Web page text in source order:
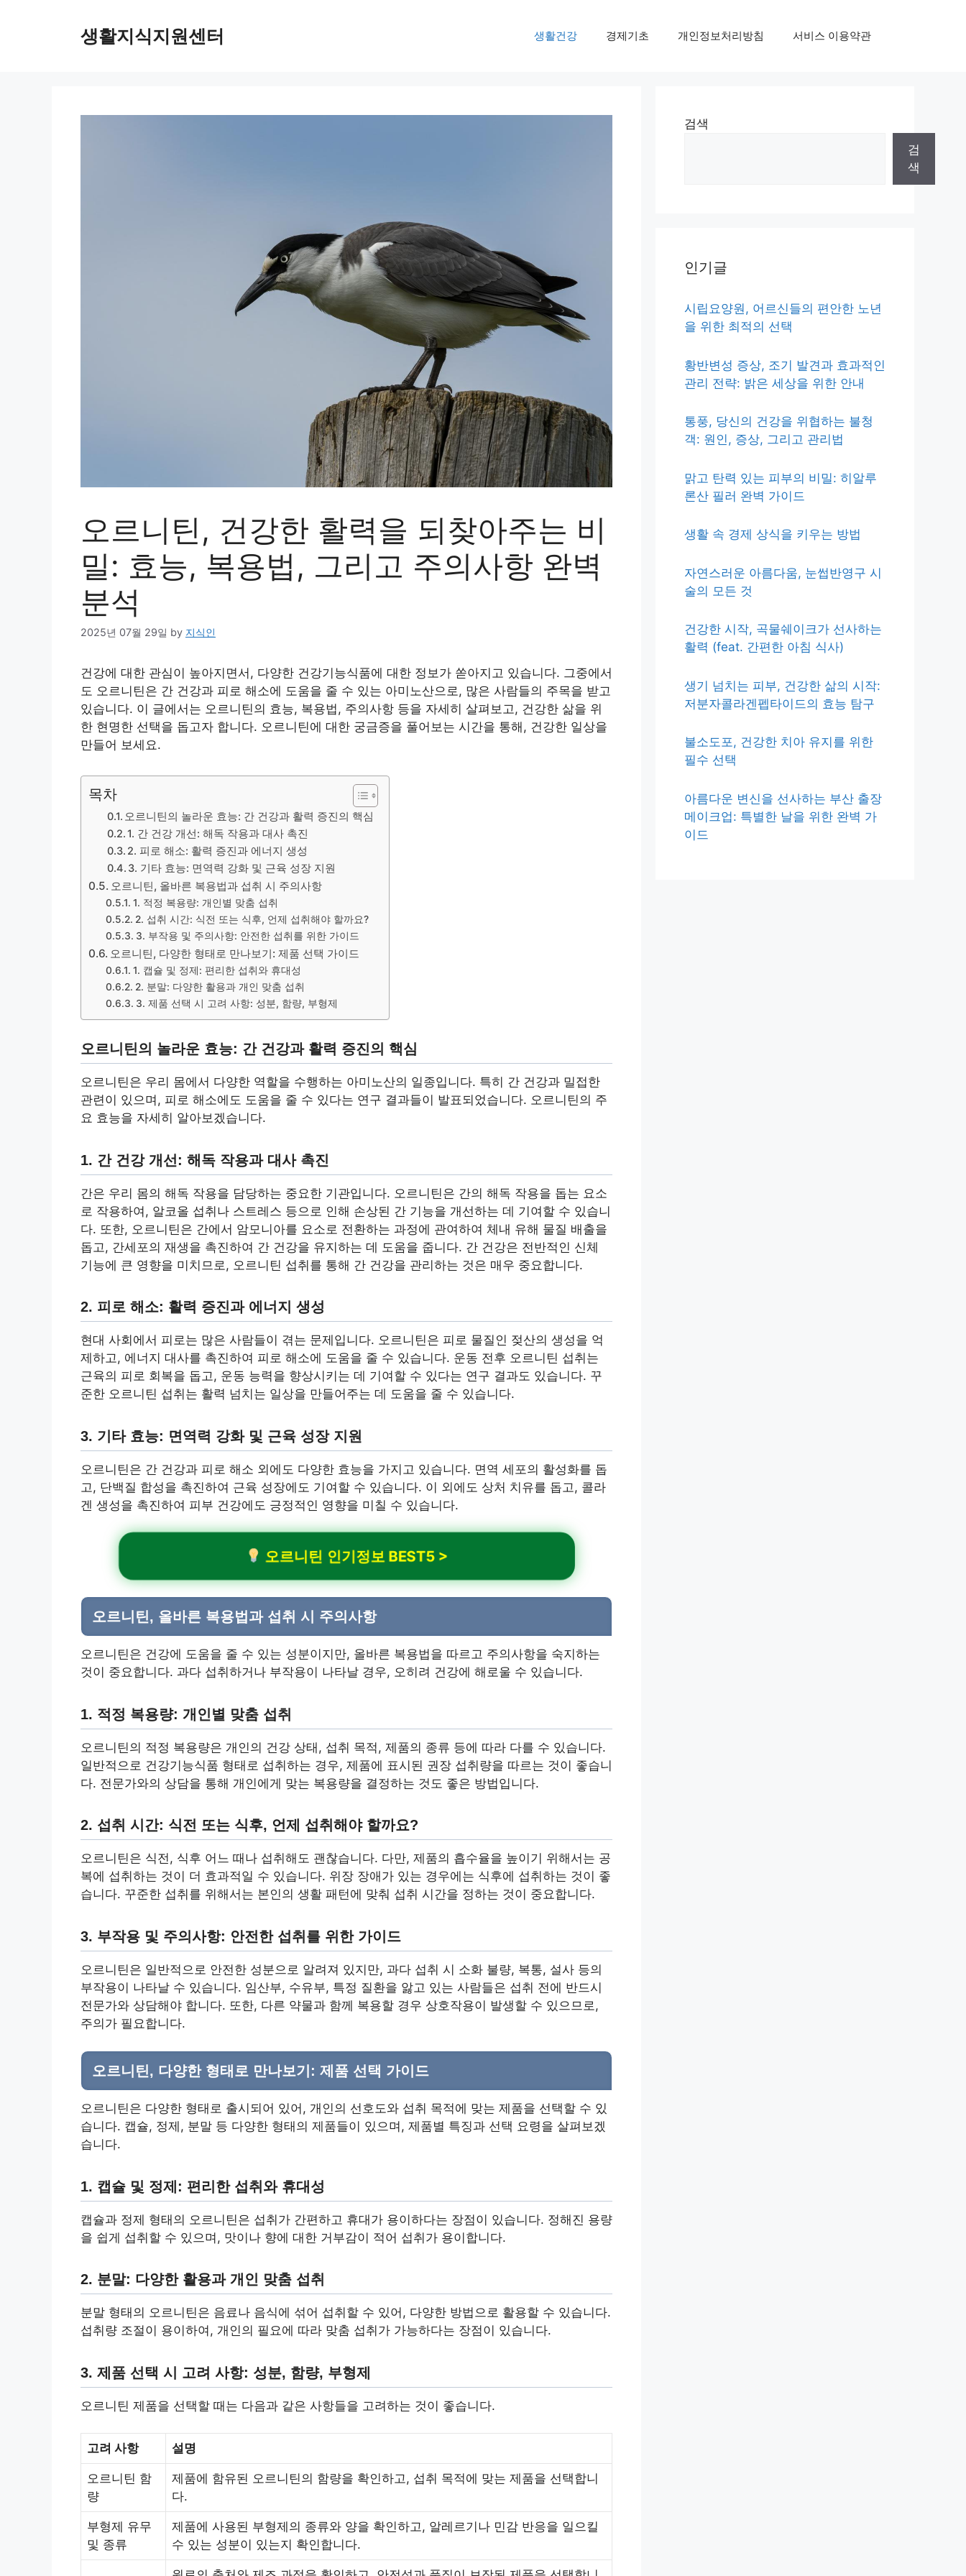
생활지식지원센터 생활건강 경제기초 개인정보처리방침 서비스 이용약관
오르니틴, 건강한 활력을 되찾아주는 비
밀: 효능, 복용법, 그리고 주의사항 완벽
분석
2025년 07월 29일 by 지식인
건강에 대한 관심이 높아지면서, 다양한 건강기능식품에 대한 정보가 쏟아지고 있습니다. 그중에서
도 오르니틴은 간 건강과 피로 해소에 도움을 줄 수 있는 아미노산으로, 많은 사람들의 주목을 받고
있습니다. 이 글에서는 오르니틴의 효능, 복용법, 주의사항 등을 자세히 살펴보고, 건강한 삶을 위
한 현명한 선택을 돕고자 합니다. 오르니틴에 대한 궁금증을 풀어보는 시간을 통해, 건강한 일상을
만들어 보세요.
목차
오르니틴의 놀라운 효능: 간 건강과 활력 증진의 핵심
1. 간 건강 개선: 해독 작용과 대사 촉진
2. 피로 해소: 활력 증진과 에너지 생성
3. 기타 효능: 면역력 강화 및 근육 성장 지원
오르니틴, 올바른 복용법과 섭취 시 주의사항
1. 적정 복용량: 개인별 맞춤 섭취
2. 섭취 시간: 식전 또는 식후, 언제 섭취해야 할까요?
3. 부작용 및 주의사항: 안전한 섭취를 위한 가이드
오르니틴, 다양한 형태로 만나보기: 제품 선택 가이드
1. 캡슐 및 정제: 편리한 섭취와 휴대성
2. 분말: 다양한 활용과 개인 맞춤 섭취
3. 제품 선택 시 고려 사항: 성분, 함량, 부형제
오르니틴의 놀라운 효능: 간 건강과 활력 증진의 핵심
오르니틴은 우리 몸에서 다양한 역할을 수행하는 아미노산의 일종입니다. 특히 간 건강과 밀접한
관련이 있으며, 피로 해소에도 도움을 줄 수 있다는 연구 결과들이 발표되었습니다. 오르니틴의 주
요 효능을 자세히 알아보겠습니다.
1. 간 건강 개선: 해독 작용과 대사 촉진
간은 우리 몸의 해독 작용을 담당하는 중요한 기관입니다. 오르니틴은 간의 해독 작용을 돕는 요소
로 작용하여, 알코올 섭취나 스트레스 등으로 인해 손상된 간 기능을 개선하는 데 기여할 수 있습니
다. 또한, 오르니틴은 간에서 암모니아를 요소로 전환하는 과정에 관여하여 체내 유해 물질 배출을
돕고, 간세포의 재생을 촉진하여 간 건강을 유지하는 데 도움을 줍니다. 간 건강은 전반적인 신체
기능에 큰 영향을 미치므로, 오르니틴 섭취를 통해 간 건강을 관리하는 것은 매우 중요합니다.
2. 피로 해소: 활력 증진과 에너지 생성
현대 사회에서 피로는 많은 사람들이 겪는 문제입니다. 오르니틴은 피로 물질인 젖산의 생성을 억
제하고, 에너지 대사를 촉진하여 피로 해소에 도움을 줄 수 있습니다. 운동 전후 오르니틴 섭취는
근육의 피로 회복을 돕고, 운동 능력을 향상시키는 데 기여할 수 있다는 연구 결과도 있습니다. 꾸
준한 오르니틴 섭취는 활력 넘치는 일상을 만들어주는 데 도움을 줄 수 있습니다.
3. 기타 효능: 면역력 강화 및 근육 성장 지원
오르니틴은 간 건강과 피로 해소 외에도 다양한 효능을 가지고 있습니다. 면역 세포의 활성화를 돕
고, 단백질 합성을 촉진하여 근육 성장에도 기여할 수 있습니다. 이 외에도 상처 치유를 돕고, 콜라
겐 생성을 촉진하여 피부 건강에도 긍정적인 영향을 미칠 수 있습니다.
오르니틴 인기정보 BEST5 >
오르니틴, 올바른 복용법과 섭취 시 주의사항
오르니틴은 건강에 도움을 줄 수 있는 성분이지만, 올바른 복용법을 따르고 주의사항을 숙지하는
것이 중요합니다. 과다 섭취하거나 부작용이 나타날 경우, 오히려 건강에 해로울 수 있습니다.
1. 적정 복용량: 개인별 맞춤 섭취
오르니틴의 적정 복용량은 개인의 건강 상태, 섭취 목적, 제품의 종류 등에 따라 다를 수 있습니다.
일반적으로 건강기능식품 형태로 섭취하는 경우, 제품에 표시된 권장 섭취량을 따르는 것이 좋습니
다. 전문가와의 상담을 통해 개인에게 맞는 복용량을 결정하는 것도 좋은 방법입니다.
2. 섭취 시간: 식전 또는 식후, 언제 섭취해야 할까요?
오르니틴은 식전, 식후 어느 때나 섭취해도 괜찮습니다. 다만, 제품의 흡수율을 높이기 위해서는 공
복에 섭취하는 것이 더 효과적일 수 있습니다. 위장 장애가 있는 경우에는 식후에 섭취하는 것이 좋
습니다. 꾸준한 섭취를 위해서는 본인의 생활 패턴에 맞춰 섭취 시간을 정하는 것이 중요합니다.
3. 부작용 및 주의사항: 안전한 섭취를 위한 가이드
오르니틴은 일반적으로 안전한 성분으로 알려져 있지만, 과다 섭취 시 소화 불량, 복통, 설사 등의
부작용이 나타날 수 있습니다. 임산부, 수유부, 특정 질환을 앓고 있는 사람들은 섭취 전에 반드시
전문가와 상담해야 합니다. 또한, 다른 약물과 함께 복용할 경우 상호작용이 발생할 수 있으므로,
주의가 필요합니다.
오르니틴, 다양한 형태로 만나보기: 제품 선택 가이드
오르니틴은 다양한 형태로 출시되어 있어, 개인의 선호도와 섭취 목적에 맞는 제품을 선택할 수 있
습니다. 캡슐, 정제, 분말 등 다양한 형태의 제품들이 있으며, 제품별 특징과 선택 요령을 살펴보겠
습니다.
1. 캡슐 및 정제: 편리한 섭취와 휴대성
캡슐과 정제 형태의 오르니틴은 섭취가 간편하고 휴대가 용이하다는 장점이 있습니다. 정해진 용량
을 쉽게 섭취할 수 있으며, 맛이나 향에 대한 거부감이 적어 섭취가 용이합니다.
2. 분말: 다양한 활용과 개인 맞춤 섭취
분말 형태의 오르니틴은 음료나 음식에 섞어 섭취할 수 있어, 다양한 방법으로 활용할 수 있습니다.
섭취량 조절이 용이하여, 개인의 필요에 따라 맞춤 섭취가 가능하다는 장점이 있습니다.
3. 제품 선택 시 고려 사항: 성분, 함량, 부형제
오르니틴 제품을 선택할 때는 다음과 같은 사항들을 고려하는 것이 좋습니다.
고려 사항 설명
오르니틴 함
량
제품에 함유된 오르니틴의 함량을 확인하고, 섭취 목적에 맞는 제품을 선택합니
다.
부형제 유무
및 종류
제품에 사용된 부형제의 종류와 양을 확인하고, 알레르기나 민감 반응을 일으킬
수 있는 성분이 있는지 확인합니다.
검색
검
색
인기글
시립요양원, 어르신들의 편안한 노년
을 위한 최적의 선택
황반변성 증상, 조기 발견과 효과적인
관리 전략: 밝은 세상을 위한 안내
통풍, 당신의 건강을 위협하는 불청
객: 원인, 증상, 그리고 관리법
맑고 탄력 있는 피부의 비밀: 히알루
론산 필러 완벽 가이드
생활 속 경제 상식을 키우는 방법
자연스러운 아름다움, 눈썹반영구 시
술의 모든 것
건강한 시작, 곡물쉐이크가 선사하는
활력 (feat. 간편한 아침 식사)
생기 넘치는 피부, 건강한 삶의 시작:
저분자콜라겐펩타이드의 효능 탐구
불소도포, 건강한 치아 유지를 위한
필수 선택
아름다운 변신을 선사하는 부산 출장
메이크업: 특별한 날을 위한 완벽 가
이드